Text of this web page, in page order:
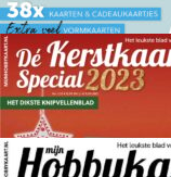
Mijn
Mijn